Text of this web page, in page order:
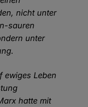
nicht unter
sauren
unter
ewiges Leben
hatte mit